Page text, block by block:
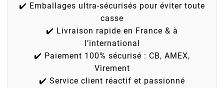
✔️ Emballages ultra-sécurisés pour éviter toute
casse
✔️ Livraison rapide en France & à
l’international
✔️ Paiement 100% sécurisé : CB, AMEX,
Virement
✔️ Service client réactif et passionné